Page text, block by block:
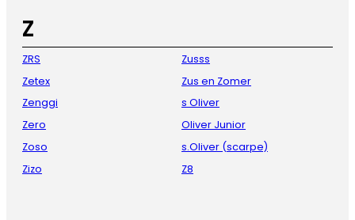
Z
ZRS
Zetex
Zenggi
Zero
Zoso
Zizo
Zusss
Zus en Zomer
s Oliver
Oliver Junior
s.Oliver (scarpe)
Z8